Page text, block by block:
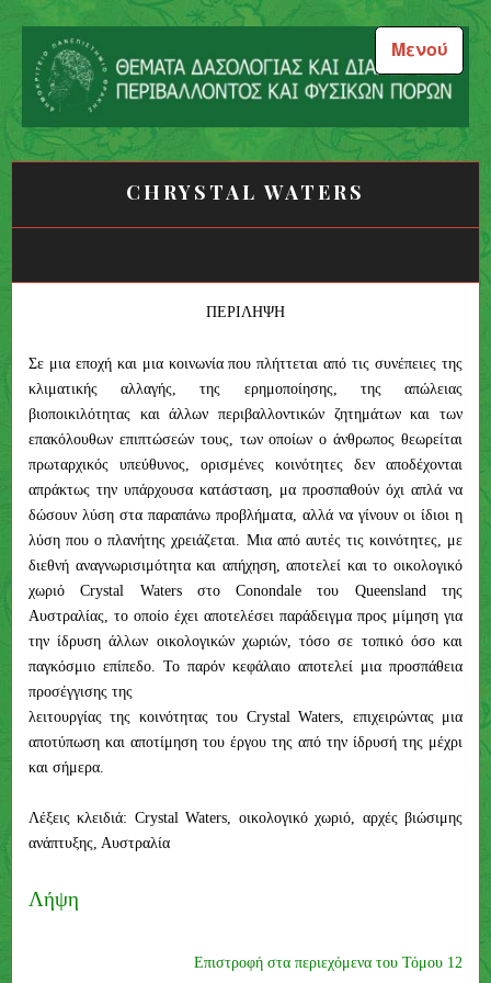
Μεταπηδήστε
περιεχόμενο
Θέματα Δασολογίας και
Διαχείρισης Περιβάλλοντος
και Φυσικών Πόρων
Μενού
CHRYSTAL WATERS
ΠΕΡΙΛΗΨΗ
Σε μια εποχή και μια κοινωνία που πλήττεται από τις συνέπειες της
κλιματικής αλλαγής, της ερημοποίησης, της απώλειας
βιοποικιλότητας και άλλων περιβαλλοντικών ζητημάτων και των
επακόλουθων επιπτώσεών τους, των οποίων ο άνθρωπος θεωρείται
πρωταρχικός υπεύθυνος, ορισμένες κοινότητες δεν αποδέχονται
απράκτως την υπάρχουσα κατάσταση, μα προσπαθούν όχι απλά να
δώσουν λύση στα παραπάνω προβλήματα, αλλά να γίνουν οι ίδιοι η
λύση που ο πλανήτης χρειάζεται. Μια από αυτές τις κοινότητες, με
διεθνή αναγνωρισιμότητα και απήχηση, αποτελεί και το οικολογικό
χωριό Crystal Waters στο Conondale του Queensland της
Αυστραλίας, το οποίο έχει αποτελέσει παράδειγμα προς μίμηση για
την ίδρυση άλλων οικολογικών χωριών, τόσο σε τοπικό όσο και
παγκόσμιο επίπεδο. Το παρόν κεφάλαιο αποτελεί μια προσπάθεια
προσέγγισης της
λειτουργίας της κοινότητας του Crystal Waters, επιχειρώντας μια
αποτύπωση και αποτίμηση του έργου της από την ίδρυσή της μέχρι
και σήμερα.
Λέξεις κλειδιά: Crystal Waters, οικολογικό χωριό, αρχές βιώσιμης
ανάπτυξης, Αυστραλία
Λήψη
Επιστροφή στα περιεχόμενα του Τόμου 12